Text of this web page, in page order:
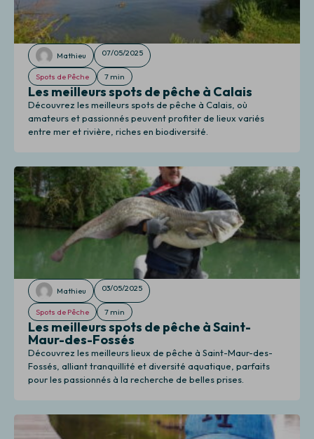
Mathieu 07/05/2025
Spots de Pêche 7 min
Les meilleurs spots de pêche à Calais
Découvrez les meilleurs spots de pêche à Calais, où
amateurs et passionnés peuvent profiter de lieux variés
entre mer et rivière, riches en biodiversité.
Mathieu 03/05/2025
Spots de Pêche 7 min
Les meilleurs spots de pêche à Saint-
Maur-des-Fossés
Découvrez les meilleurs lieux de pêche à Saint-Maur-des-
Fossés, alliant tranquillité et diversité aquatique, parfaits
pour les passionnés à la recherche de belles prises.